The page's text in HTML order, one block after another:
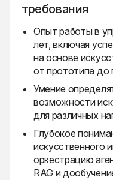
требования
Опыт работы в
лет, включая
на основе
от прототипа до
Умение
возможности
для различных
Глубокое
искусственного
оркестрацию
RAG и